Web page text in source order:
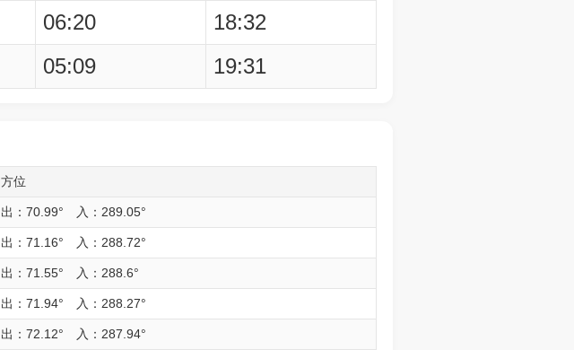
06:20
18:32
05:09 19:31
方位
出：70.99° 入：289.05°
出：71.16° 入：288.72°
出：71.55° 入：288.6°
出：71.94° 入：288.27°
出：72.12° 入：287.94°